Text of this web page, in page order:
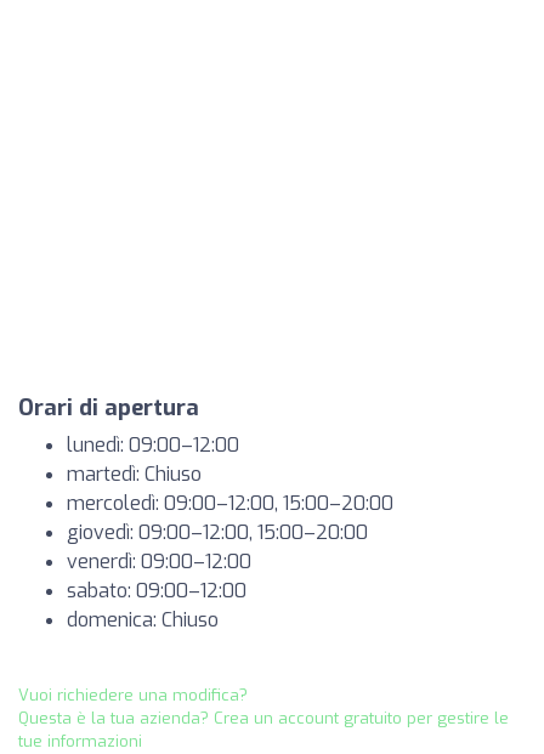
Orari di apertura
lunedì: 09:00–12:00
martedì: Chiuso
mercoledì: 09:00–12:00, 15:00–20:00
giovedì: 09:00–12:00, 15:00–20:00
venerdì: 09:00–12:00
sabato: 09:00–12:00
domenica: Chiuso
Vuoi richiedere una modifica?
Questa è la tua azienda? Crea un account gratuito per gestire le
tue informazioni